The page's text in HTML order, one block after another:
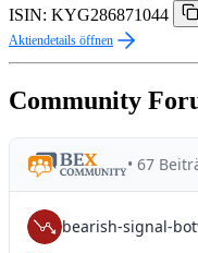
ISIN: KYG286871044
Aktiendetails öffnen
Community